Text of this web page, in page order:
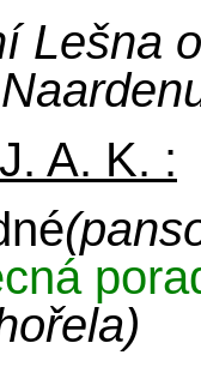
Lešna
A. K. :